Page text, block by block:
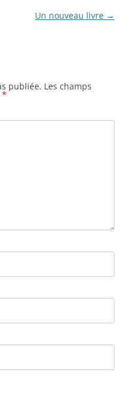
Un nouveau livre →
publiée. Les champs
*